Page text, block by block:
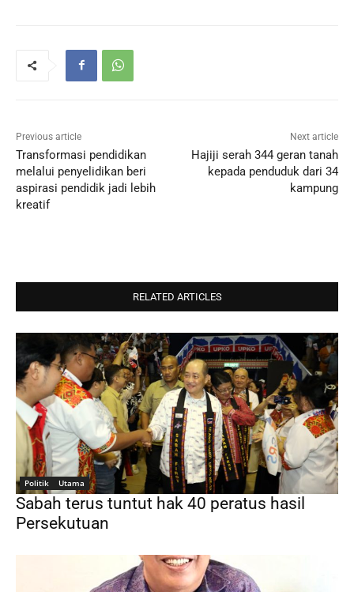
Previous article
Transformasi pendidikan
melalui penyelidikan beri
aspirasi pendidik jadi lebih
kreatif
Next article
Hajiji serah 344 geran tanah
kepada penduduk dari 34
kampung
RELATED ARTICLES
Politik Utama
Sabah terus tuntut hak 40 peratus hasil
Persekutuan